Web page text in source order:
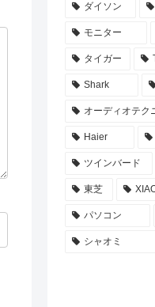
ダイソン
モニター
タイガー
Shark
オーディオテク
Haier
ツインバード
東芝
パソコン
シャオミ